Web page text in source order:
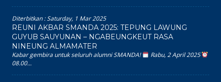
Diterbitkan :Saturday, 1 Mar 2025
REUNI AKBAR SMANDA 2025: TEPUNG LAWUNG
GUYUB SAUYUNAN – NGABEUNGKEUT RASA
NINEUNG ALMAMATER
Kabar gembira untuk seluruh alumni SMANDA!
Rabu, 2 April 2025
08.00...